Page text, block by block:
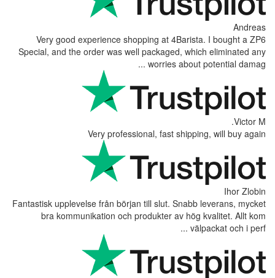
Very good experience shopping
Special, and the order was well
Very professional,
Fantastisk upplevelse från början till
bra kommunikation och